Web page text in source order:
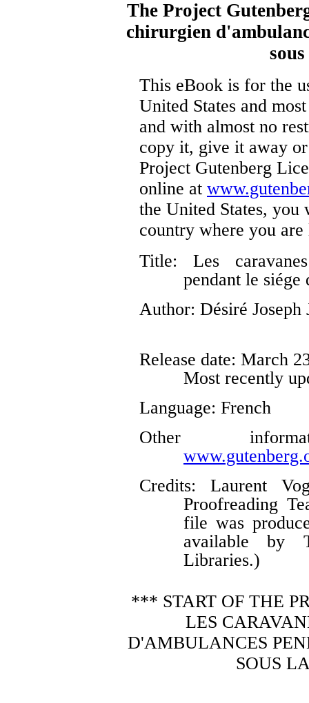
The Project
chirurgien
This eBook is for the
United States and
and with almost no
copy it, give it away
Project Gutenberg
online at
the United States,
country where you
Title: Les
pendant le siége
Author: Désiré Joseph
Release date: March
Most recently
Language: French
Other
Credits: Laurent
Proofreading
file was
available by
Libraries.)
*** START OF THE
LES
D'AMBULANCES
SOUS